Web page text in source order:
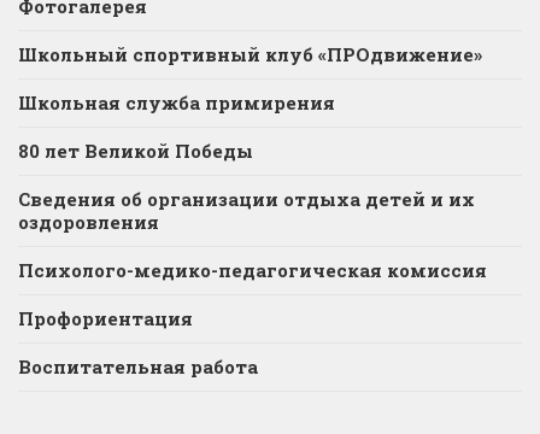
Фотогалерея
Школьный спортивный клуб «ПРОдвижение»
Школьная служба примирения
80 лет Великой Победы
Сведения об организации отдыха детей и их
оздоровления
Психолого-медико-педагогическая комиссия
Профориентация
Воспитательная работа